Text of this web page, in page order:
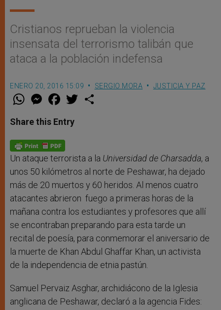
Cristianos reprueban la violencia
insensata del terrorismo talibán que
ataca a la población indefensa
ENERO 20, 2016 15:09 SERGIO MORA JUSTICIA Y PAZ
W
t
s
p
p
M
e
s
e
g
e
r
F
a
e
b
o
k
w
Share this Entry
Un ataque terrorista a la Universidad de Charsadda, a
unos 50 kilómetros al norte de Peshawar, ha dejado
más de 20 muertos y 60 heridos. Al menos cuatro
atacantes abrieron fuego a primeras horas de la
mañana contra los estudiantes y profesores que allí
se encontraban preparando para esta tarde un
recital de poesía, para conmemorar el aniversario de
la muerte de Khan Abdul Ghaffar Khan, un activista
de la independencia de etnia pastún.
Samuel Pervaiz Asghar, archidiácono de la Iglesia
anglicana de Peshawar, declaró a la agencia Fides: